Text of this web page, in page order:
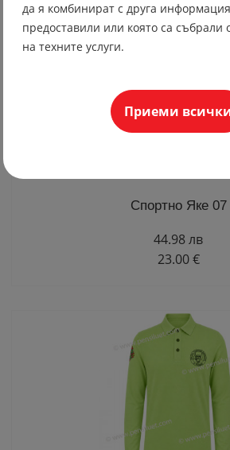
Спортно Яке 07
44.98 лв
23.00 €
да я комбинират с друга
предоставили или която са събрали
на техните услуги.
Приеми